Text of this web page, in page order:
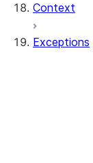
Context
Exceptions